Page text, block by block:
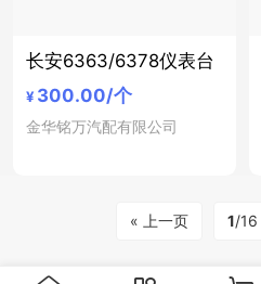
长安6363/6378仪表台
¥ 300.00/个
金华铭万汽配有限公司
« 上一页 1/16